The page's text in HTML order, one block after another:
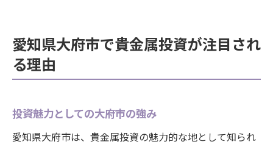
愛知県大府市で貴金属投資が注目され
る理由
投資魅力としての大府市の強み
愛知県大府市は、貴金属投資の魅力的な地として知られ